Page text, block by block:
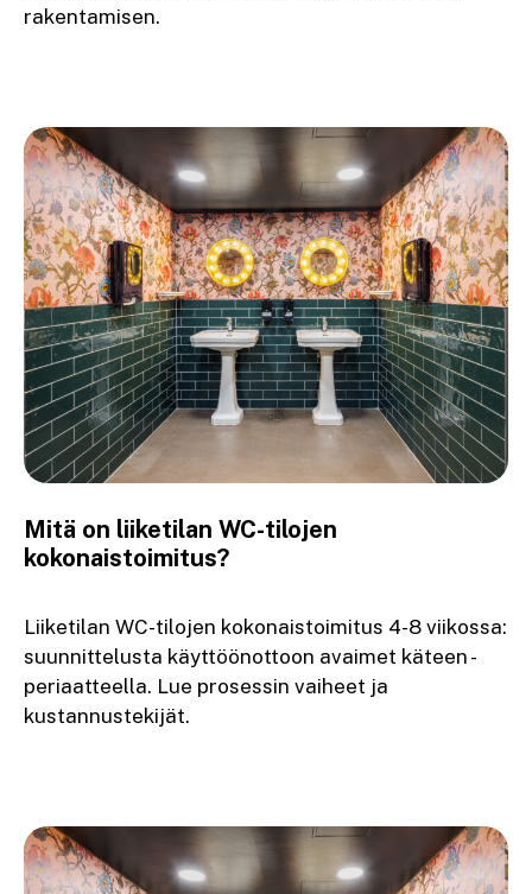
rakentamisen.
Mitä on liiketilan WC-tilojen
kokonaistoimitus?
Liiketilan WC-tilojen kokonaistoimitus 4-8 viikossa:
suunnittelusta käyttöönottoon avaimet käteen -
periaatteella. Lue prosessin vaiheet ja
kustannustekijät.